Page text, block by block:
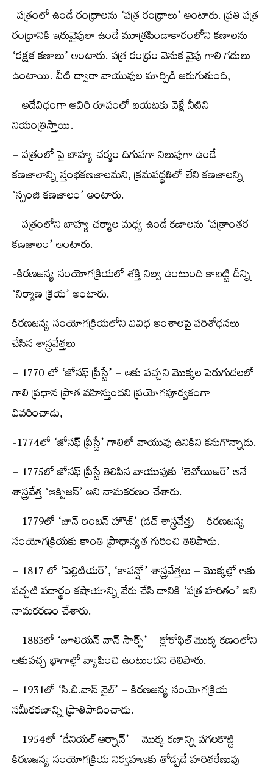
-పత్రంలో ఉండే రంధ్రాలను ‘పత్ర రంధ్రాలు’ అంటారు. ప్రతి పత్ర
రంధ్రానికి ఇరువైపులా ఉండే మూత్రపిండాకారంలోని కణాలను
‘రక్షక కణాలు’ అంటారు. పత్ర రంధ్రం వెనుక వైపు గాలి గదులు
ఉంటాయి. వీటి ద్వారా వాయువుల మార్పిడి జరుగుతుంది,
– అదేవిధంగా ఆవిరి రూపంలో బయటకు వెళ్లే నీటిని
నియంత్రిస్తాయి.
– పత్రంలో పై బాహ్య చర్మం దిగువగా నిలువుగా ఉండే
కణజాలాన్ని స్తంభకణజాలమని, క్రమపద్ధతిలో లేని కణజాలన్ని
‘స్పంజి కణజాలం’ అంటారు.
– పత్రంలోని బాహ్య చర్మాల మధ్య ఉండే కణాలను ‘పత్రాంతర
కణజాలం’ అంటారు.
-కిరణజన్య సంయోగక్రియలో శక్తి నిల్వ ఉంటుంది కాబట్టి దీన్ని
‘నిర్మాణ క్రియ’ అంటారు.
కిరణజన్య సంయోగక్రియలోని వివిధ అంశాలపై పరిశోధనలు
చేసిన శాస్త్రవేత్తలు
– 1770 లో ‘జోసఫ్‌ ప్రీస్టే’ – ఆకు పచ్చని మొక్కల పెరుగుదలలో
గాలి ప్రధాన ప్రాత వహిస్తుందని ప్రయోగపూర్వకంగా
వివరించాడు,
-1774లో ‘జోసఫ్‌ ప్రీస్టే’ గాలిలో వాయువు ఉనికిని కనుగొన్నాడు.
– 1775లో జోసఫ్‌ ప్రీస్టే తెలిపిన వాయువుకు ‘లెవోయిజర్‌’ అనే
శాస్త్రవేత్త ‘ఆక్సిజన్‌’ అని నామకరణం చేశారు.
– 1779లో ‘జాన్‌ ఇంజన్‌ హౌజ్‌’ (డచ్‌ శాస్త్రవేత్త) – కిరణజన్య
సంయోగక్రియకు కాంతి ప్రాధాన్యత గురించి తెలిపాడు.
– 1817 లో ‘పెల్లిటియర్‌’, ‘కావన్షో’ శాస్త్రవేత్తలు – మొక్కల్లో ఆకు
పచ్చటి పదార్థం కషాయాన్ని వేరు చేసి దానికి ‘పత్ర హరితం’ అని
నామకరణం చేశారు.
– 1883లో ‘జూలియన్‌ వాన్‌ సాక్స్​​‍’ – క్లోరోఫిల్‌ మొక్క కణంలోని
ఆకుపచ్చ భాగాల్లో వ్యాపించి ఉంటుందని తెలిపారు.
– 1931లో ‘సి.బి.వాన్‌ నైల్‌’ – కిరణజన్య సంయోగక్రియ
సమీకరణాన్ని ప్రాతిపాదించాడు.
– 1954లో ‘డేనియల్‌ ఆర్నాన్‌’ – మొక్క కణాన్ని పగలకొట్టి
కిరణజన్య సంయోగక్రియ నిర్వహణకు తోడ్పడే హరితరేణువు